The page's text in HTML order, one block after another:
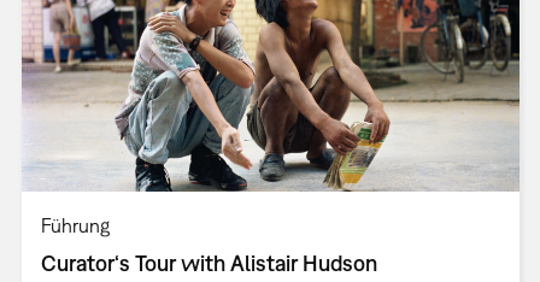
Führung
Curator‘s Tour with Alistair Hudson